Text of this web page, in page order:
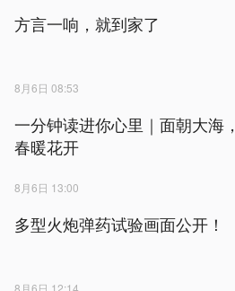
方言一响，就到家了
8月6日 08:53
一分钟读进你心里｜面朝大海，
春暖花开
8月6日 13:00
多型火炮弹药试验画面公开！
8月6日 12:14